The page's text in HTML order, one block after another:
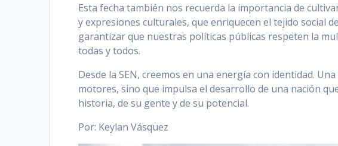
Esta fecha también nos recuerda la importancia de
y expresiones culturales, que enriquecen el tejido social
garantizar que nuestras políticas públicas respeten la
todas y todos.
Desde la SEN, creemos en una energía con identidad.
motores, sino que impulsa el desarrollo de una nación
historia, de su gente y de su potencial.
Por: Keylan Vásquez